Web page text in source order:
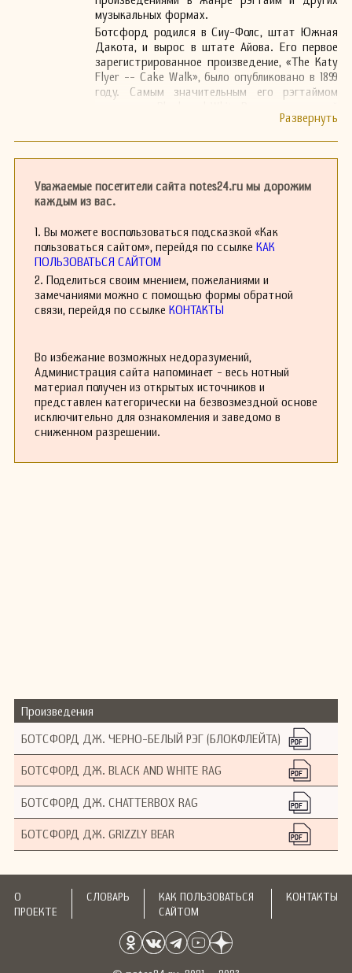
музыкальных формах.
Ботсфорд родился в Сиу-Фолс, штат Южная
Дакота, и вырос в штате Айова. Его первое
зарегистрированное произведение, «The Katy
Flyer -- Cake Walk», было опубликовано в 1899
году. Самым значительным его рэгтаймом
в 1908 году. Среди остальных композиций
Down the Chesapeake Bay».
Позже Ботсфорд переехал в Нью-Йорк и стал
годах он экспериментировал с «мини-оперой»,
предназначенной для исполнения тремя или
четырьмя исполнителями, однако эта идея так
длительной карьеры, охватывающей
множество музыкальных жанров, он
скончался в Нью-Йорке.
Уважаемые посетители сайта notes24.ru мы дорожим
каждым из вас.
1. Вы можете воспользоваться подсказкой «Как
пользоваться сайтом», перейдя по ссылке КАК
ПОЛЬЗОВАТЬСЯ САЙТОМ
2. Поделиться своим мнением, пожеланиями и
замечаниями можно с помощью формы обратной
связи, перейдя по ссылке КОНТАКТЫ
Во избежание возможных недоразумений,
Администрация сайта напоминает - весь нотный
материал получен из открытых источников и
представлен категорически на безвозмездной основе
исключительно для ознакомления и заведомо в
сниженном разрешении.
Произведения
БОТСФОРД ДЖ. ЧЕРНО-БЕЛЫЙ РЭГ (БЛОКФЛЕЙТА)
БОТСФОРД ДЖ. BLACK AND WHITE RAG
БОТСФОРД ДЖ. CHATTERBOX RAG
БОТСФОРД ДЖ. GRIZZLY BEAR
О
ПРОЕКТЕ
СЛОВАРЬ
КАК ПОЛЬЗОВАТЬСЯ
САЙТОМ
КОНТАКТЫ